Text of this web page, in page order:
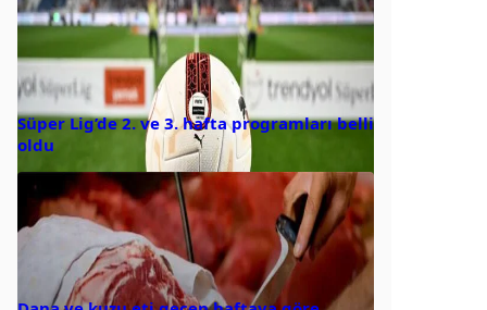
Süper Lig’de 2. ve 3. hafta programları belli
oldu